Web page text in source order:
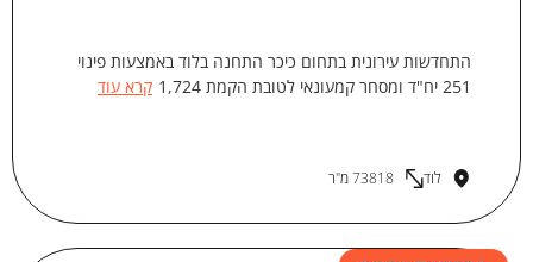
התחדשות עירונית בתחום כיכר התחנה בלוד באמצעות פינוי
251 יח"ד ומסחר קמעונאי לטובת הקמת 1,724
קרא עוד
לוד 73818 מ"ר